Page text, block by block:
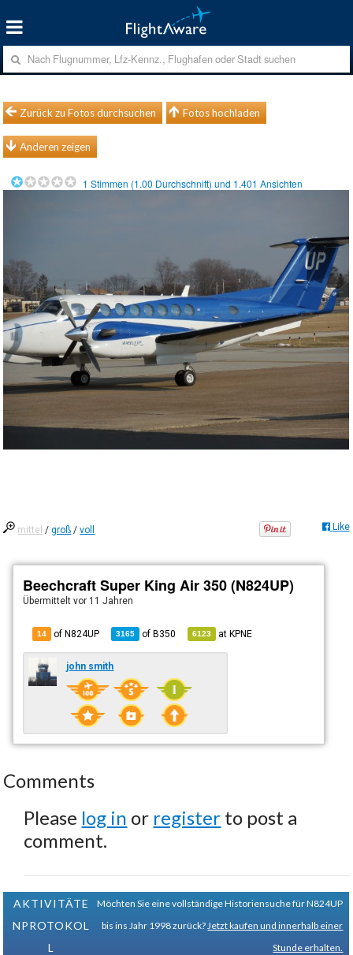
Zurück zu Fotos durchsuchen Fotos hochladen
Anderen zeigen
1 Stimmen (1.00 Durchschnitt) und 1.401 Ansichten
mittel /groß /voll Like
Beechcraft Super King Air 350 (N824UP)
Übermitteltvor 11 Jahren
14 of N824UP 3165 ofB350 6123 atKPNE
john smith
Comments
Please log in or register to post a
comment.
AKTIVITÄTE
NPROTOKOL
L
Möchten Sie eine vollständige Historiensuche für N824UP
bis ins Jahr 1998 zurück? Jetzt kaufen und innerhalb einer
Stunde erhalten.